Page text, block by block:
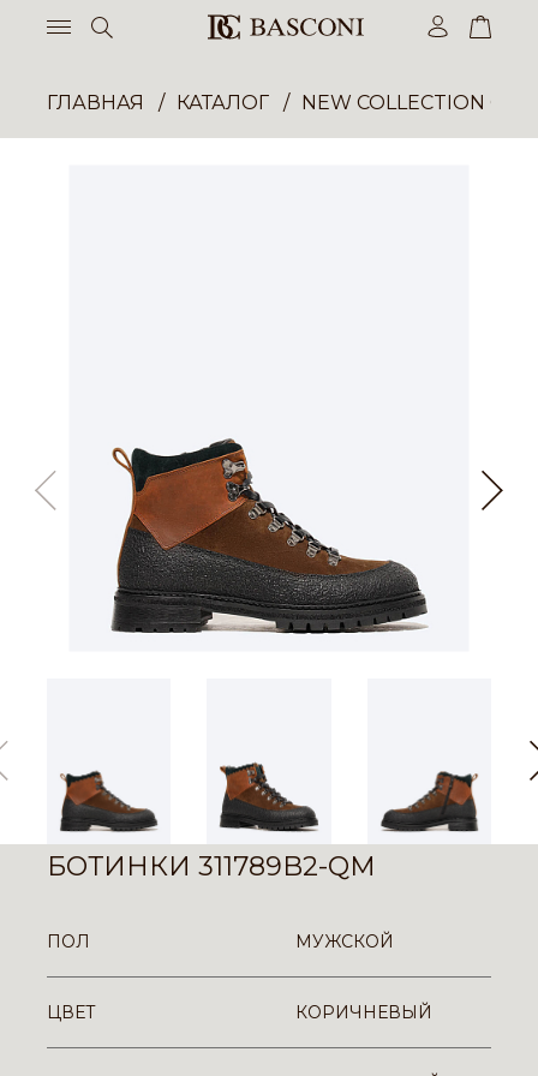
ГЛАВНАЯ КАТАЛОГ NEW COLLECTION
БОТИНКИ 311789B2-QM
ПОЛ МУЖСКОЙ
ЦВЕТ КОРИЧНЕВЫЙ